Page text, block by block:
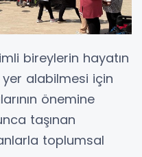
bireylerin hayatın
alabilmesi için
önemine
taşınan
toplumsal